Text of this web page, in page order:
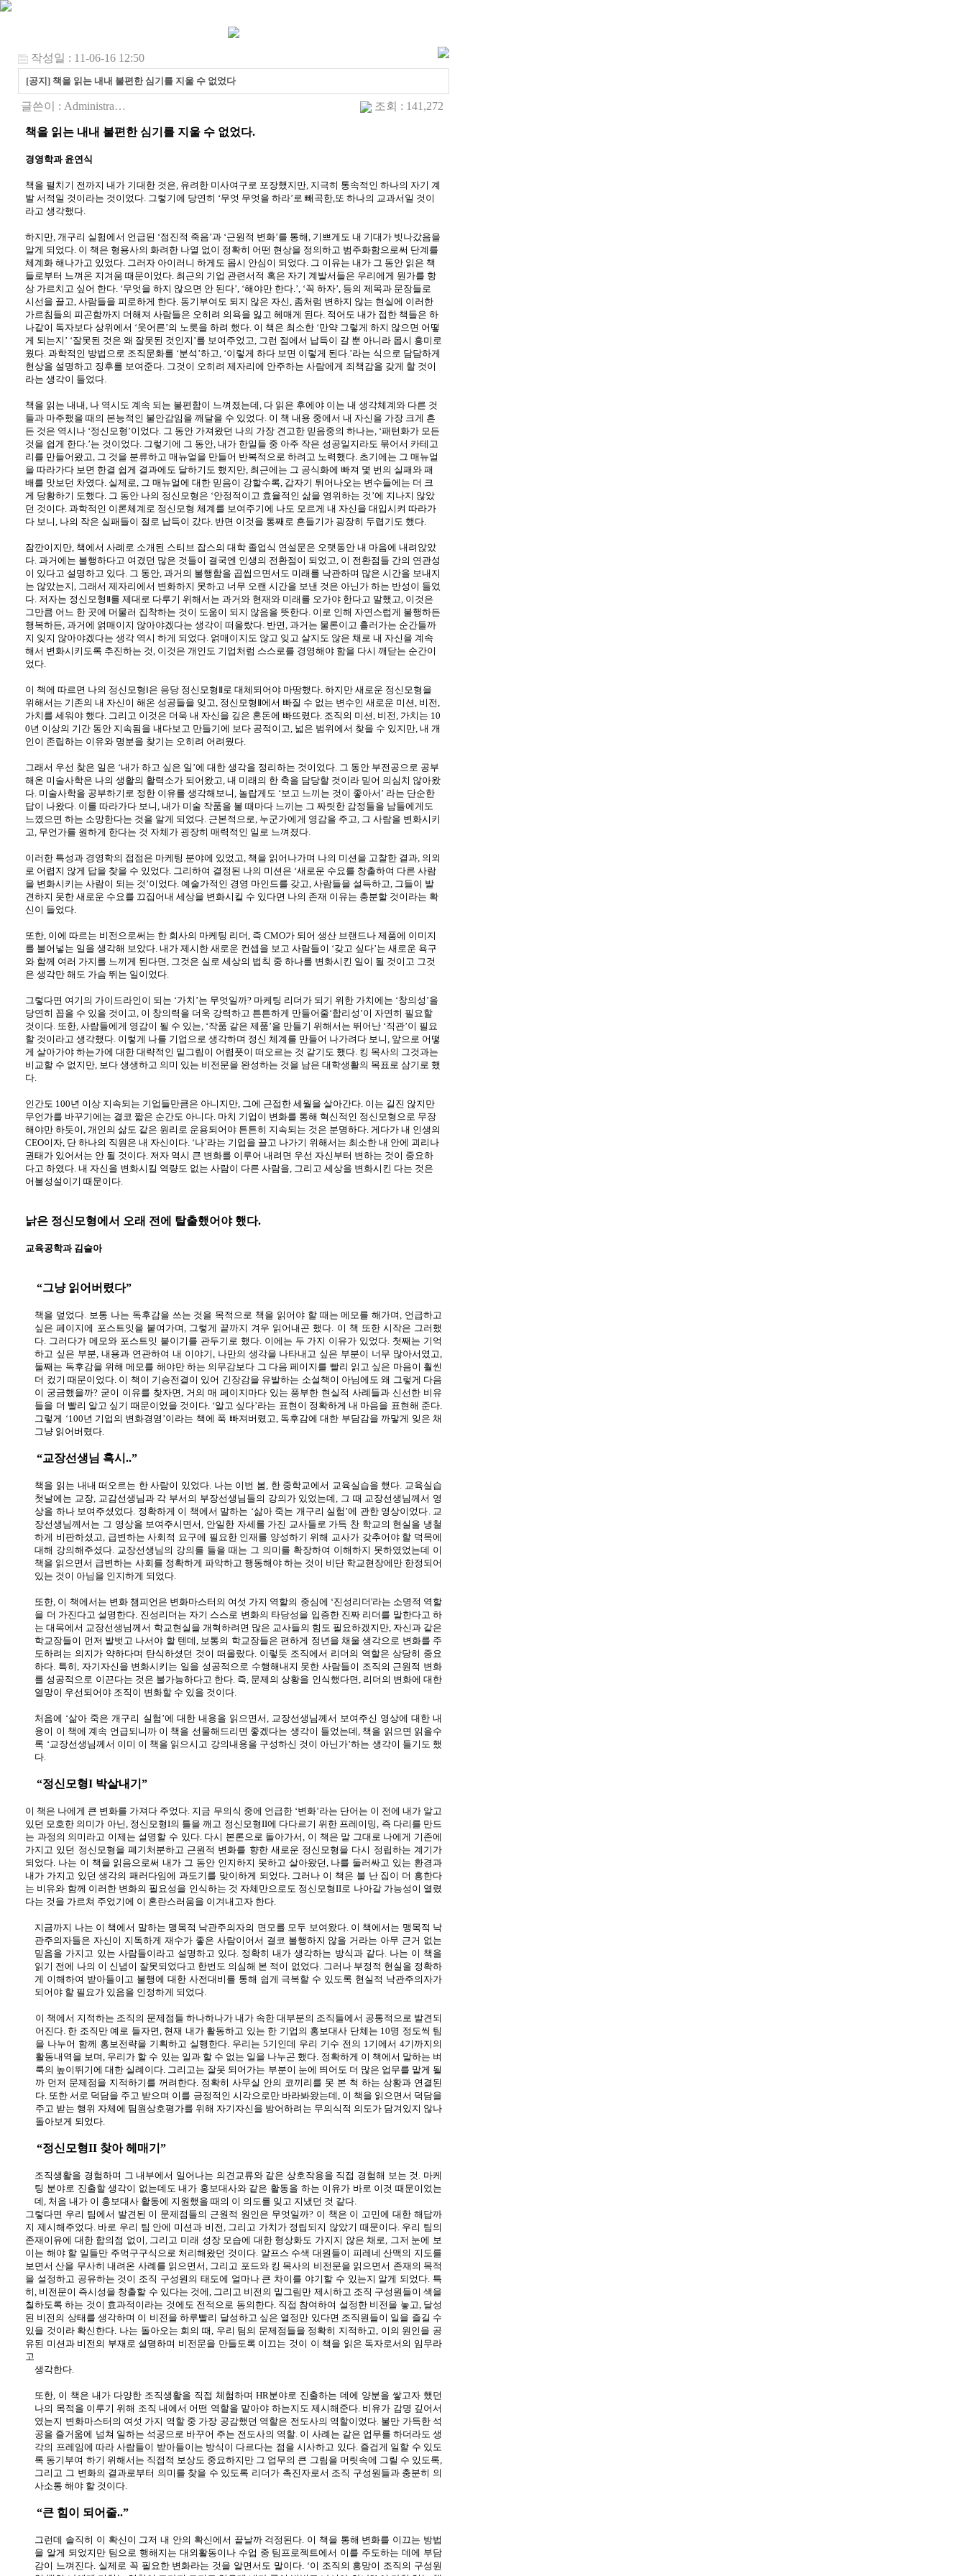
작성일 : 11-06-16 12:50
[공지] 책을 읽는 내내 불편한 심기를 지울 수 없었다
글쓴이 : Administra… 조회 : 141,272
책을 읽는 내내 불편한 심기를 지울 수 없었다.
경영학과 윤연식
책을 펼치기 전까지 내가 기대한 것은, 유려한 미사여구로 포장했지만, 지극히 통속적인 하나의 자기 계
발 서적일 것이라는 것이었다. 그렇기에 당연히 ‘무엇 무엇을 하라’로 빼곡한,또 하나의 교과서일 것이
라고 생각했다.
하지만, 개구리 실험에서 언급된 ‘점진적 죽음’과 ‘근원적 변화’를 통해, 기쁘게도 내 기대가 빗나갔음을
알게 되었다. 이 책은 형용사의 화려한 나열 없이 정확히 어떤 현상을 정의하고 범주화함으로써 단계를
체계화 해나가고 있었다. 그러자 아이러니 하게도 몹시 안심이 되었다. 그 이유는 내가 그 동안 읽은 책
들로부터 느껴온 지겨움 때문이었다. 최근의 기업 관련서적 혹은 자기 계발서들은 우리에게 뭔가를 항
상 가르치고 싶어 한다. ‘무엇을 하지 않으면 안 된다’, ‘해야만 한다.’, ‘꼭 하자’, 등의 제목과 문장들로
시선을 끌고, 사람들을 피로하게 한다. 동기부여도 되지 않은 자신, 좀처럼 변하지 않는 현실에 이러한
가르침들의 피곤함까지 더해져 사람들은 오히려 의욕을 잃고 헤매게 된다. 적어도 내가 접한 책들은 하
나같이 독자보다 상위에서 ‘웃어른’의 노릇을 하려 했다. 이 책은 최소한 ‘만약 그렇게 하지 않으면 어떻
게 되는지’ ‘잘못된 것은 왜 잘못된 것인지’를 보여주었고, 그런 점에서 납득이 갈 뿐 아니라 몹시 흥미로
웠다. 과학적인 방법으로 조직문화를 ‘분석’하고, ‘이렇게 하다 보면 이렇게 된다.’라는 식으로 담담하게
현상을 설명하고 징후를 보여준다. 그것이 오히려 제자리에 안주하는 사람에게 죄책감을 갖게 할 것이
라는 생각이 들었다.
책을 읽는 내내, 나 역시도 계속 되는 불편함이 느껴졌는데, 다 읽은 후에야 이는 내 생각체계와 다른 것
들과 마주했을 때의 본능적인 불안감임을 깨달을 수 있었다. 이 책 내용 중에서 내 자신을 가장 크게 흔
든 것은 역시나 ‘정신모형’이었다. 그 동안 가져왔던 나의 가장 견고한 믿음중의 하나는, ‘패턴화가 모든
것을 쉽게 한다.’는 것이었다. 그렇기에 그 동안, 내가 한일들 중 아주 작은 성공일지라도 묶어서 카테고
리를 만들어왔고, 그 것을 분류하고 매뉴얼을 만들어 반복적으로 하려고 노력했다. 초기에는 그 매뉴얼
을 따라가다 보면 한결 쉽게 결과에도 달하기도 했지만, 최근에는 그 공식화에 빠져 몇 번의 실패와 패
배를 맛보던 차였다. 실제로, 그 매뉴얼에 대한 믿음이 강할수록, 갑자기 튀어나오는 변수들에는 더 크
게 당황하기 도했다. 그 동안 나의 정신모형은 ‘안정적이고 효율적인 삶을 영위하는 것’에 지나지 않았
던 것이다. 과학적인 이론체계로 정신모형 체계를 보여주기에 나도 모르게 내 자신을 대입시켜 따라가
다 보니, 나의 작은 실패들이 절로 납득이 갔다. 반면 이것을 통째로 흔들기가 굉장히 두렵기도 했다.
잠깐이지만, 책에서 사례로 소개된 스티브 잡스의 대학 졸업식 연설문은 오랫동안 내 마음에 내려앉았
다. 과거에는 불행하다고 여겼던 많은 것들이 결국엔 인생의 전환점이 되었고, 이 전환점들 간의 연관성
이 있다고 설명하고 있다. 그 동안, 과거의 불행함을 곱씹으면서도 미래를 낙관하며 많은 시간을 보내지
는 않았는지, 그래서 제자리에서 변화하지 못하고 너무 오랜 시간을 보낸 것은 아닌가 하는 반성이 들었
다. 저자는 정신모형Ⅱ를 제대로 다루기 위해서는 과거와 현재와 미래를 오가야 한다고 말했고, 이것은
그만큼 어느 한 곳에 머물러 집착하는 것이 도움이 되지 않음을 뜻한다. 이로 인해 자연스럽게 불행하든
행복하든, 과거에 얽매이지 않아야겠다는 생각이 떠올랐다. 반면, 과거는 물론이고 흘러가는 순간들까
지 잊지 않아야겠다는 생각 역시 하게 되었다. 얽매이지도 않고 잊고 살지도 않은 채로 내 자신을 계속
해서 변화시키도록 추진하는 것, 이것은 개인도 기업처럼 스스로를 경영해야 함을 다시 깨닫는 순간이
었다.
이 책에 따르면 나의 정신모형Ⅰ은 응당 정신모형Ⅱ로 대체되어야 마땅했다. 하지만 새로운 정신모형을
위해서는 기존의 내 자신이 해온 성공들을 잊고, 정신모형Ⅱ에서 빠질 수 없는 변수인 새로운 미션, 비전,
가치를 세워야 했다. 그리고 이것은 더욱 내 자신을 깊은 혼돈에 빠뜨렸다. 조직의 미션, 비전, 가치는 10
0년 이상의 기간 동안 지속됨을 내다보고 만들기에 보다 공적이고, 넓은 범위에서 찾을 수 있지만, 내 개
인이 존립하는 이유와 명분을 찾기는 오히려 어려웠다.
그래서 우선 찾은 일은 ‘내가 하고 싶은 일’에 대한 생각을 정리하는 것이었다. 그 동안 부전공으로 공부
해온 미술사학은 나의 생활의 활력소가 되어왔고, 내 미래의 한 축을 담당할 것이라 믿어 의심치 않아왔
다. 미술사학을 공부하기로 정한 이유를 생각해보니, 놀랍게도 ‘보고 느끼는 것이 좋아서’ 라는 단순한
답이 나왔다. 이를 따라가다 보니, 내가 미술 작품을 볼 때마다 느끼는 그 짜릿한 감정들을 남들에게도
느꼈으면 하는 소망한다는 것을 알게 되었다. 근본적으로, 누군가에게 영감을 주고, 그 사람을 변화시키
고, 무언가를 원하게 한다는 것 자체가 굉장히 매력적인 일로 느껴졌다.
이러한 특성과 경영학의 접점은 마케팅 분야에 있었고, 책을 읽어나가며 나의 미션을 고찰한 결과, 의외
로 어렵지 않게 답을 찾을 수 있었다. 그리하여 결정된 나의 미션은 ‘새로운 수요를 창출하여 다른 사람
을 변화시키는 사람이 되는 것’이었다. 예술가적인 경영 마인드를 갖고, 사람들을 설득하고, 그들이 발
견하지 못한 새로운 수요를 끄집어내 세상을 변화시킬 수 있다면 나의 존재 이유는 충분할 것이라는 확
신이 들었다.
또한, 이에 따르는 비전으로써는 한 회사의 마케팅 리더, 즉 CMO가 되어 생산 브랜드나 제품에 이미지
를 불어넣는 일을 생각해 보았다. 내가 제시한 새로운 컨셉을 보고 사람들이 ‘갖고 싶다’는 새로운 욕구
와 함께 여러 가지를 느끼게 된다면, 그것은 실로 세상의 법칙 중 하나를 변화시킨 일이 될 것이고 그것
은 생각만 해도 가슴 뛰는 일이었다.
그렇다면 여기의 가이드라인이 되는 ‘가치’는 무엇일까? 마케팅 리더가 되기 위한 가치에는 ‘창의성’을
당연히 꼽을 수 있을 것이고, 이 창의력을 더욱 강력하고 튼튼하게 만들어줄‘합리성’이 자연히 필요할
것이다. 또한, 사람들에게 영감이 될 수 있는, ‘작품 같은 제품’을 만들기 위해서는 뛰어난 ‘직관’이 필요
할 것이라고 생각했다. 이렇게 나를 기업으로 생각하며 정신 체계를 만들어 나가려다 보니, 앞으로 어떻
게 살아가야 하는가에 대한 대략적인 밑그림이 어렴풋이 떠오르는 것 같기도 했다. 킹 목사의 그것과는
비교할 수 없지만, 보다 생생하고 의미 있는 비전문을 완성하는 것을 남은 대학생활의 목표로 삼기로 했
다.
인간도 100년 이상 지속되는 기업들만큼은 아니지만, 그에 근접한 세월을 살아간다. 이는 길진 않지만
무언가를 바꾸기에는 결코 짧은 순간도 아니다. 마치 기업이 변화를 통해 혁신적인 정신모형으로 무장
해야만 하듯이, 개인의 삶도 같은 원리로 운용되어야 튼튼히 지속되는 것은 분명하다. 게다가 내 인생의
CEO이자, 단 하나의 직원은 내 자신이다. ‘나’라는 기업을 끌고 나가기 위해서는 최소한 내 안에 괴리나
권태가 있어서는 안 될 것이다. 저자 역시 큰 변화를 이루어 내려면 우선 자신부터 변하는 것이 중요하
다고 하였다. 내 자신을 변화시킬 역량도 없는 사람이 다른 사람을, 그리고 세상을 변화시킨 다는 것은
어불성설이기 때문이다.
낡은 정신모형에서 오래 전에 탈출했어야 했다.
교육공학과 김슬아
“그냥 읽어버렸다”
책을 덮었다. 보통 나는 독후감을 쓰는 것을 목적으로 책을 읽어야 할 때는 메모를 해가며, 언급하고
싶은 페이지에 포스트잇을 붙여가며, 그렇게 끝까지 겨우 읽어내곤 했다. 이 책 또한 시작은 그러했
다. 그러다가 메모와 포스트잇 붙이기를 관두기로 했다. 이에는 두 가지 이유가 있었다. 첫째는 기억
하고 싶은 부분,내용과 연관하여 내 이야기, 나만의 생각을 나타내고 싶은 부분이 너무 많아서였고,
둘째는 독후감을 위해 메모를 해야만 하는 의무감보다 그 다음 페이지를 빨리 읽고 싶은 마음이 훨씬
더 컸기 때문이었다. 이 책이 기승전결이 있어 긴장감을 유발하는 소설책이 아님에도 왜 그렇게 다음
이 궁금했을까? 굳이 이유를 찾자면, 거의 매 페이지마다 있는 풍부한 현실적 사례들과 신선한 비유
들을 더 빨리 알고 싶기 때문이었을 것이다. ‘알고 싶다’라는 표현이 정확하게 내 마음을 표현해 준다.
그렇게 ‘100년 기업의 변화경영’이라는 책에 푹 빠져버렸고, 독후감에 대한 부담감을 까맣게 잊은 채
그냥 읽어버렸다.
“교장선생님 혹시 ..”
책을 읽는 내내 떠오르는 한 사람이 있었다. 나는 이번 봄, 한 중학교에서 교육실습을 했다. 교육실습
첫날에는 교장, 교감선생님과 각 부서의 부장선생님들의 강의가 있었는데, 그 때 교장선생님께서 영
상을 하나 보여주셨었다. 정확하게 이 책에서 말하는 ‘삶아 죽는 개구리 실험’에 관한 영상이었다. 교
장선생님께서는 그 영상을 보여주시면서, 안일한 자세를 가진 교사들로 가득 찬 학교의 현실을 냉철
하게 비판하셨고, 급변하는 사회적 요구에 필요한 인재를 양성하기 위해 교사가 갖추어야 할 덕목에
대해 강의해주셨다. 교장선생님의 강의를 들을 때는 그 의미를 확장하여 이해하지 못하였었는데 이
책을 읽으면서 급변하는 사회를 정확하게 파악하고 행동해야 하는 것이 비단 학교현장에만 한정되어
있는 것이 아님을 인지하게 되었다.
또한, 이 책에서는 변화 챔피언은 변화마스터의 여섯 가지 역할의 중심에 ‘진성리더'라는 소명적 역할
을 더 가진다고 설명한다. 진성리더는 자기 스스로 변화의 타당성을 입증한 진짜 리더를 말한다고 하
는 대목에서 교장선생님께서 학교현실을 개혁하려면 많은 교사들의 힘도 필요하겠지만, 자신과 같은
학교장들이 먼저 발벗고 나서야 할 텐데, 보통의 학교장들은 편하게 정년을 채울 생각으로 변화를 주
도하려는 의지가 약하다며 탄식하셨던 것이 떠올랐다. 이렇듯 조직에서 리더의 역할은 상당히 중요
하다. 특히, 자기자신을 변화시키는 일을 성공적으로 수행해내지 못한 사람들이 조직의 근원적 변화
를 성공적으로 이끈다는 것은 불가능하다고 한다. 즉, 문제의 상황을 인식했다면, 리더의 변화에 대한
열망이 우선되어야 조직이 변화할 수 있을 것이다.
처음에 ‘삶아 죽은 개구리 실험’에 대한 내용을 읽으면서, 교장선생님께서 보여주신 영상에 대한 내
용이 이 책에 계속 언급되니까 이 책을 선물해드리면 좋겠다는 생각이 들었는데, 책을 읽으면 읽을수
록 ‘교장선생님께서 이미 이 책을 읽으시고 강의내용을 구성하신 것이 아닌가’하는 생각이 들기도 했
다.
“정신모형I 박살내기”
이 책은 나에게 큰 변화를 가져다 주었다. 지금 무의식 중에 언급한 ‘변화’라는 단어는 이 전에 내가 알고
있던 모호한 의미가 아닌, 정신모형I의 틀을 깨고 정신모형II에 다다르기 위한 프레이밍, 즉 다리를 만드
는 과정의 의미라고 이제는 설명할 수 있다. 다시 본론으로 돌아가서, 이 책은 말 그대로 나에게 기존에
가지고 있던 정신모형을 폐기처분하고 근원적 변화를 향한 새로운 정신모형을 다시 정립하는 계기가
되었다. 나는 이 책을 읽음으로써 내가 그 동안 인지하지 못하고 살아왔던, 나를 둘러싸고 있는 환경과
내가 가지고 있던 생각의 패러다임에 과도기를 맞이하게 되었다. 그러나 이 책은 불 난 집이 더 흥한다
는 비유와 함께 이러한 변화의 필요성을 인식하는 것 자체만으로도 정신모형II로 나아갈 가능성이 열렸
다는 것을 가르쳐 주었기에 이 혼란스러움을 이겨내고자 한다.
지금까지 나는 이 책에서 말하는 맹목적 낙관주의자의 면모를 모두 보여왔다. 이 책에서는 맹목적 낙
관주의자들은 자신이 지독하게 재수가 좋은 사람이어서 결코 불행하지 않을 거라는 아무 근거 없는
믿음을 가지고 있는 사람들이라고 설명하고 있다. 정확히 내가 생각하는 방식과 같다. 나는 이 책을
읽기 전에 나의 이 신념이 잘못되었다고 한번도 의심해 본 적이 없었다. 그러나 부정적 현실을 정확하
게 이해하여 받아들이고 불행에 대한 사전대비를 통해 쉽게 극복할 수 있도록 현실적 낙관주의자가
되어야 할 필요가 있음을 인정하게 되었다.
이 책에서 지적하는 조직의 문제점들 하나하나가 내가 속한 대부분의 조직들에서 공통적으로 발견되
어진다. 한 조직만 예로 들자면, 현재 내가 활동하고 있는 한 기업의 홍보대사 단체는 10명 정도씩 팀
을 나누어 함께 홍보전략을 기획하고 실행한다. 우리는 5기인데 우리 기수 전의 1기에서 4기까지의
활동내역을 보며, 우리가 할 수 있는 일과 할 수 없는 일을 나누곤 했다. 정확하게 이 책에서 말하는 벼
룩의 높이뛰기에 대한 실례이다. 그리고는 잘못 되어가는 부분이 눈에 띄어도 더 많은 업무를 맡게 될
까 먼저 문제점을 지적하기를 꺼려한다. 정확히 사무실 안의 코끼리를 못 본 척 하는 상황과 연결된
다. 또한 서로 덕담을 주고 받으며 이를 긍정적인 시각으로만 바라봐왔는데, 이 책을 읽으면서 덕담을
주고 받는 행위 자체에 팀원상호평가를 위해 자기자신을 방어하려는 무의식적 의도가 담겨있지 않나
돌아보게 되었다.
“정신모형II 찾아 헤매기”
조직생활을 경험하며 그 내부에서 일어나는 의견교류와 같은 상호작용을 직접 경험해 보는 것 . 마케
팅 분야로 진출할 생각이 없는데도 내가 홍보대사와 같은 활동을 하는 이유가 바로 이것 때문이었는
데, 처음 내가 이 홍보대사 활동에 지원했을 때의 이 의도를 잊고 지냈던 것 같다.
그렇다면 우리 팀에서 발견된 이 문제점들의 근원적 원인은 무엇일까? 이 책은 이 고민에 대한 해답까
지 제시해주었다. 바로 우리 팀 안에 미션과 비전, 그리고 가치가 정립되지 않았기 때문이다. 우리 팀의
존재이유에 대한 합의점 없이, 그리고 미래 성장 모습에 대한 형상화도 가지지 않은 채로, 그저 눈에 보
이는 해야 할 일들만 주먹구구식으로 처리해왔던 것이다. 알프스 수색 대원들이 피레네 산맥의 지도를
보면서 산을 무사히 내려온 사례를 읽으면서, 그리고 포드와 킹 목사의 비전문을 읽으면서 존재의 목적
을 설정하고 공유하는 것이 조직 구성원의 태도에 얼마나 큰 차이를 야기할 수 있는지 알게 되었다. 특
히, 비전문이 즉시성을 창출할 수 있다는 것에, 그리고 비전의 밑그림만 제시하고 조직 구성원들이 색을
칠하도록 하는 것이 효과적이라는 것에도 전적으로 동의한다. 직접 참여하여 설정한 비전을 놓고, 달성
된 비전의 상태를 생각하며 이 비전을 하루빨리 달성하고 싶은 열정만 있다면 조직원들이 일을 즐길 수
있을 것이라 확신한다. 나는 돌아오는 회의 때, 우리 팀의 문제점들을 정확히 지적하고, 이의 원인을 공
유된 미션과 비전의 부재로 설명하며 비전문을 만들도록 이끄는 것이 이 책을 읽은 독자로서의 임무라
고
생각한다.
또한, 이 책은 내가 다양한 조직생활을 직접 체험하며 HR분야로 진출하는 데에 양분을 쌓고자 했던
나의 목적을 이루기 위해 조직 내에서 어떤 역할을 맡아야 하는지도 제시해준다. 비유가 감명 깊어서
였는지 변화마스터의 여섯 가지 역할 중 가장 공감했던 역할은 전도사의 역할이었다. 불만 가득한 석
공을 즐거움에 넘쳐 일하는 석공으로 바꾸어 주는 전도사의 역할. 이 사례는 같은 업무를 하더라도 생
각의 프레임에 따라 사람들이 받아들이는 방식이 다르다는 점을 시사하고 있다. 즐겁게 일할 수 있도
록 동기부여 하기 위해서는 직접적 보상도 중요하지만 그 업무의 큰 그림을 머릿속에 그릴 수 있도록,
그리고 그 변화의 결과로부터 의미를 찾을 수 있도록 리더가 촉진자로서 조직 구성원들과 충분히 의
사소통 해야 할 것이다.
“큰 힘이 되어줄..”
그런데 솔직히 이 확신이 그저 내 안의 확신에서 끝날까 걱정된다. 이 책을 통해 변화를 이끄는 방법
을 알게 되었지만 팀으로 행해지는 대외활동이나 수업 중 팀프로젝트에서 이를 주도하는 데에 부담
감이 느껴진다. 실제로 꼭 필요한 변화라는 것을 알면서도 말이다. ‘이 조직의 흥망이 조직의 구성원